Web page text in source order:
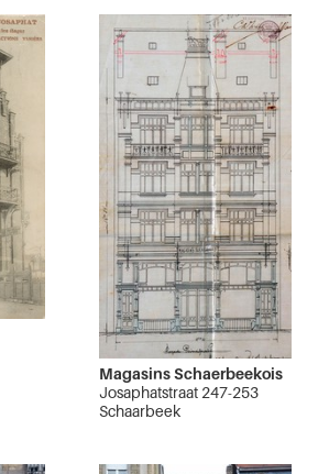
Magasins Schaerbeekois
Josaphatstraat 247-253
Schaarbeek